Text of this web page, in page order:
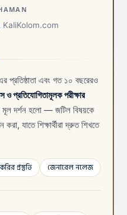
KaliKolom.com
প্রতিষ্ঠাতা এবং গত ১০ বছরেরও
ও প্রতিযোগিতামূলক পরীক্ষার
মূল দর্শন হলো — জটিল বিষয়কে
যাতে শিক্ষার্থীরা দ্রুত শিখতে
প্রস্তুতি জেনারেল নলেজ